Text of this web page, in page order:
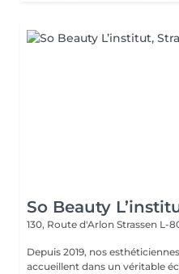
So Beauty
130, Route d'Arlon Strassen L-
Depuis 2019, nos
accueillent dans un véritable